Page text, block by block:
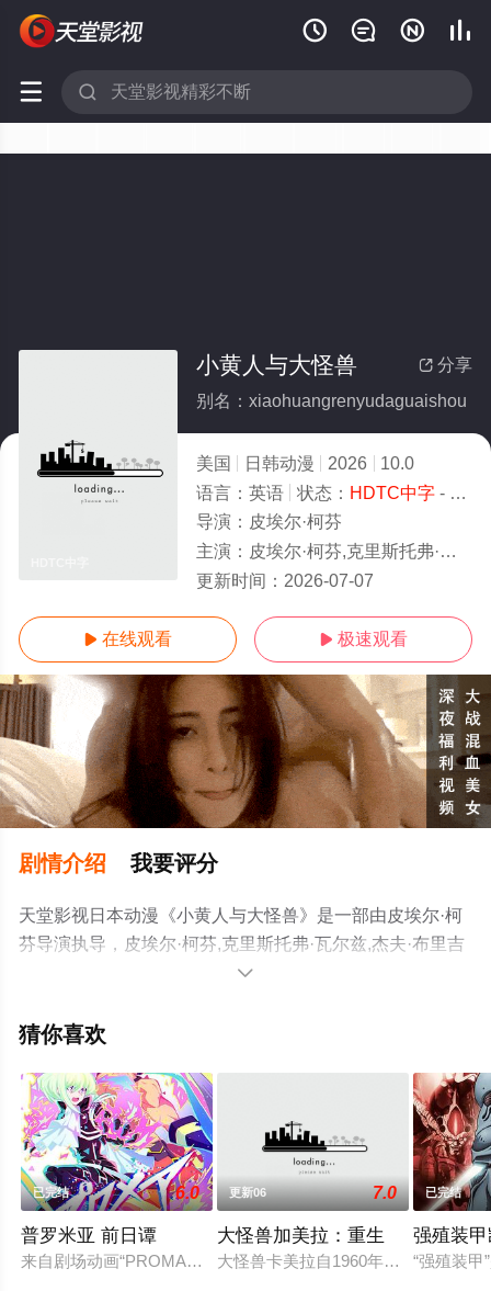
   
 
 分享
小黄人与大怪兽
别名：xiaohuangrenyudaguaishou
美国 日韩动漫 2026
10.0
语言： 英语 状态： HDTC中字- 免费在线观看
导演： 皮埃尔·柯芬
主演： 皮埃尔·柯芬,克里斯托弗·瓦尔兹,杰夫·布里吉斯,艾莉森·珍妮,杰西·艾森伯格,佐伊·达奇,鲍比·莫尼汉,菲尔·拉马,乔治·卢卡斯,特雷
更新时间： 2026-07-07
 在线观看  极速观看
剧情介绍 我要评分
天堂影视日本动漫《小黄人与大怪兽》是一部由皮埃尔·柯
芬导演执导，皮埃尔·柯芬,克里斯托弗·瓦尔兹,杰夫·布里吉
斯,艾莉森·珍妮,杰西·艾森伯格,佐伊·达奇,鲍比·莫尼汉,菲尔·
手机免费观看高清无删减完整版动漫全集就上天堂电影
平台了解。

猜你喜欢
已完结 6.0
普罗米亚 前日谭
来自剧场动画“PROMARE”入场特典。第一弹(5月23日):记有序列
更新06 7.0
大怪兽加美拉：重生
大怪兽卡美拉自1960年代登场起，
已完结
强殖装
“强殖装